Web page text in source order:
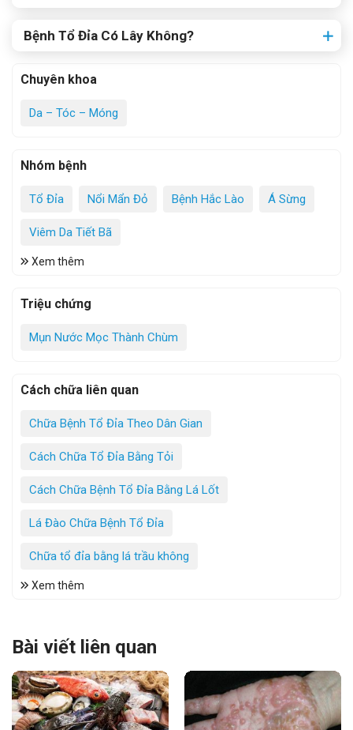
Bệnh Tổ Đỉa Có Lây Không?
Chuyên khoa
Da – Tóc – Móng
Nhóm bệnh
Tổ Đỉa Nổi Mẩn Đỏ Bệnh Hắc Lào Á Sừng
Viêm Da Tiết Bã
Xem thêm
Triệu chứng
Mụn Nước Mọc Thành Chùm
Cách chữa liên quan
Chữa Bệnh Tổ Đỉa Theo Dân Gian
Cách Chữa Tổ Đỉa Bằng Tỏi
Cách Chữa Bệnh Tổ Đỉa Bằng Lá Lốt
Lá Đào Chữa Bệnh Tổ Đỉa
Chữa tổ đỉa bằng lá trầu không
Xem thêm
Bài viết liên quan